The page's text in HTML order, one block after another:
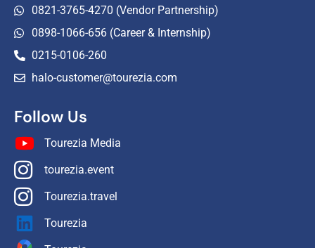
0821-3765-4270 (Vendor Partnership)
0898-1066-656 (Career & Internship)
0215-0106-260
halo-customer@tourezia.com
Follow Us
Tourezia Media
tourezia.event
Tourezia.travel
Tourezia